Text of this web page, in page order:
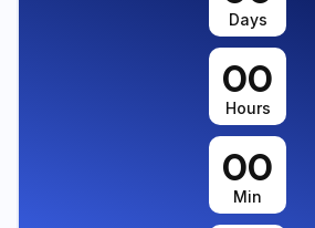
Days
00
Hours
00
Min